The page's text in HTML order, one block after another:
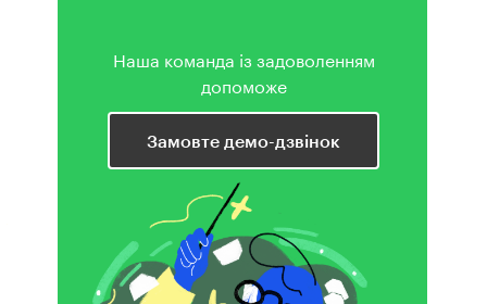
Замовте демо-дзвінок
Наша команда із задоволенням
допоможе